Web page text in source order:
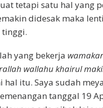
tetapi satu hal yang
didesak maka
tinggi.
yang bekerja
wallahu khairul
hal itu. Saya sudah
tanggal 19